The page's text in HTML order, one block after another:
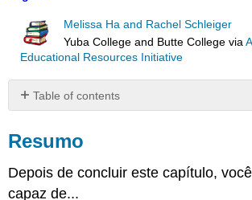
Melissa Ha and Rachel Schleiger
Yuba College and Butte College via
Educational Resources Initiative
Table of contents
Atribuição
Resumo
Depois de concluir este capítulo,
capaz de...